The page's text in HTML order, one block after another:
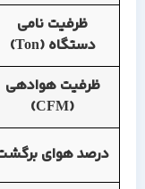
ظرفیت نامی
دستگاه (Ton)
ظرفیت هوادهی
درصد هوای برگشت